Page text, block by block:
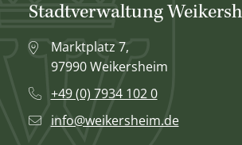
Stadtverwaltung
Marktplatz 7,
97990 Weikersheim
+49 (0) 7934 102 0
info@weikersheim.de